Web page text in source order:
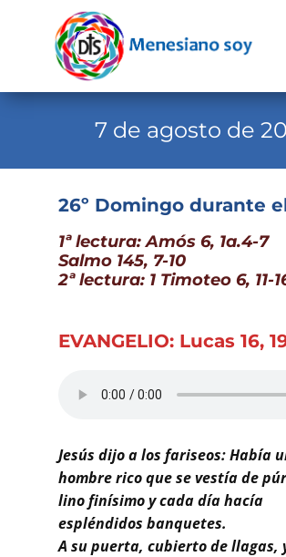
Evangelio
Familia Menesiana
Recursos
7 de agosto de
26º Domingo durante
1ª lectura: Amós 6, 1a.4-7
Salmo 145, 7-10
2ª lectura: 1 Timoteo 6, 11-
EVANGELIO: Lucas 16,
Jesús dijo a los fariseos: Había
hombre rico que se vestía de
lino finísimo y cada día hacía
espléndidos banquetes.
A su puerta, cubierto de llagas,